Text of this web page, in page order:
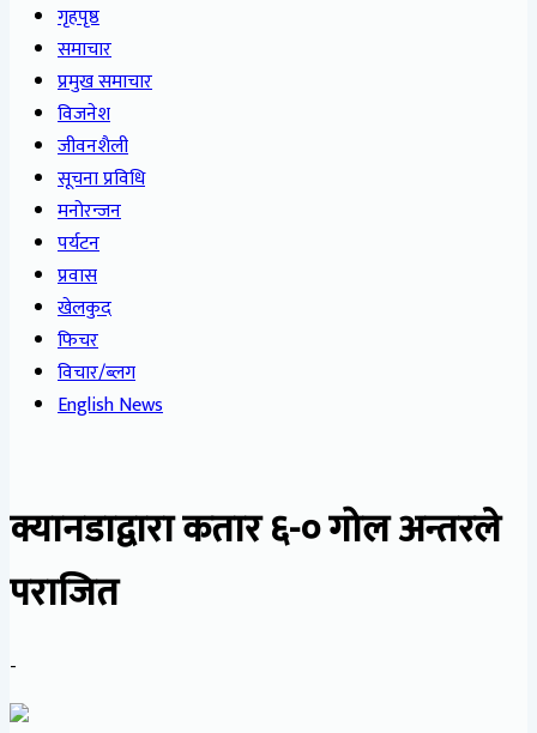
गृहपृष्ठ
समाचार
प्रमुख समाचार
विजनेश
जीवनशैली
सूचना प्रविधि
मनोरन्जन
पर्यटन
प्रवास
खेलकुद
फिचर
विचार/ब्लग
English News
क्यानडाद्वारा कतार ६-० गोल अन्तरले
पराजित
-